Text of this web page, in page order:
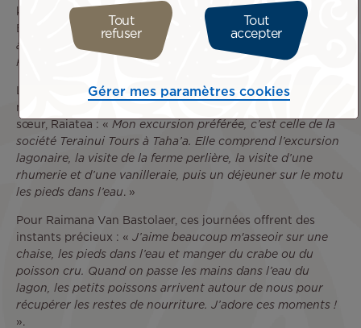
km de Tahiti. C’est l’une des îles favorites de Raimana Van
Bastolaer : «
J’aime beaucoup Taha’a. J’y vais souvent
avec ma famille. On y trouve mon hôtel préféré en
Polynésie, le Taha’a by Pearl Resorts
Le surfeur recommande de découvrir l’île grâce à l’un des
nombreux prestataires qui opèrent sur Taha’a et son île
sœur, Raiatea : « Mon excursion préférée, c’est celle de la
société Terainui Tours à Taha’a. Elle comprend l’excursion
lagonaire, la visite de la ferme perlière, la visite d’une
rhumerie et d’une vanilleraie, puis un déjeuner sur le motu
les pieds dans l’eau. »
Pour Raimana Van Bastolaer, ces journées offrent des
instants précieux : « J’aime beaucoup m'asseoir sur une
chaise, les pieds dans l’eau et manger du crabe ou du
poisson cru. Quand on passe les mains dans l’eau du
lagon, les petits poissons arrivent autour de nous pour
récupérer les restes de nourriture. J’adore ces moments !
».
Tout
refuser
Tout
accepter
Gérer mes paramètres cookies